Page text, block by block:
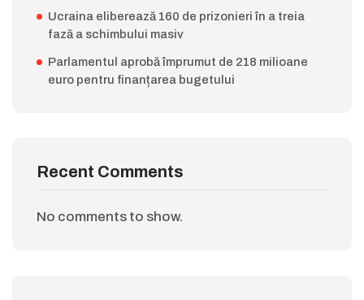
Ucraina eliberează 160 de prizonieri în a treia
fază a schimbului masiv
Parlamentul aprobă împrumut de 218 milioane
euro pentru finanțarea bugetului
Recent Comments
No comments to show.